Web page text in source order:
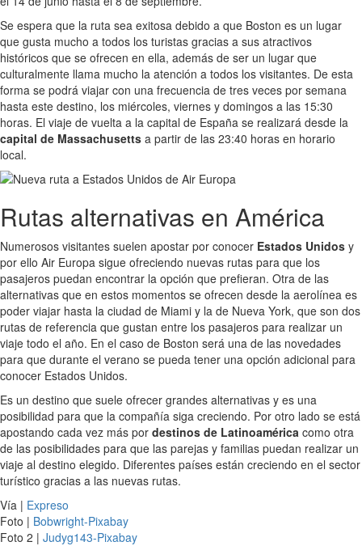
Se espera que la ruta sea exitosa debido a que Boston es un lugar
que gusta mucho a todos los turistas gracias a sus atractivos
históricos que se ofrecen en ella, además de ser un lugar que
culturalmente llama mucho la atención a todos los visitantes. De esta
forma se podrá viajar con una frecuencia de tres veces por semana
hasta este destino, los miércoles, viernes y domingos a las 15:30
horas. El viaje de vuelta a la capital de España se realizará desde la
capital de Massachusetts a partir de las 23:40 horas en horario
local.
Rutas alternativas en América
Numerosos visitantes suelen apostar por conocer Estados Unidos y
por ello Air Europa sigue ofreciendo nuevas rutas para que los
pasajeros puedan encontrar la opción que prefieran. Otra de las
alternativas que en estos momentos se ofrecen desde la aerolínea es
poder viajar hasta la ciudad de Miami y la de Nueva York, que son dos
rutas de referencia que gustan entre los pasajeros para realizar un
viaje todo el año. En el caso de Boston será una de las novedades
para que durante el verano se pueda tener una opción adicional para
conocer Estados Unidos.
Es un destino que suele ofrecer grandes alternativas y es una
posibilidad para que la compañía siga creciendo. Por otro lado se está
apostando cada vez más por destinos de Latinoamérica como otra
de las posibilidades para que las parejas y familias puedan realizar un
viaje al destino elegido. Diferentes países están creciendo en el sector
turístico gracias a las nuevas rutas.
Vía | Expreso
Foto | Bobwright-Pixabay
Foto 2 | Judyg143-Pixabay